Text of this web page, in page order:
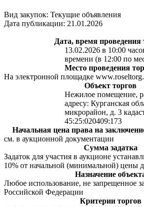
Вид закупок: Текущие объявления
Дата публикации: 21.01.2026
Дата, время проведения
13.02.2026 в 10:00
времени (в 12:00 по
Место проведения
На электронной площадке
Объект торгов
Нежилое помещение,
адресу: Курганская
микрорайон, д. 3
45:25:020409:173
Начальная цена права на
см. в аукционной документации
Сумма задатка
Задаток для участия в аукционе
10% от начальной (минимальной) цены
Назначение
Любое использование, не запрещенное
Российской Федерации
Критерии торгов